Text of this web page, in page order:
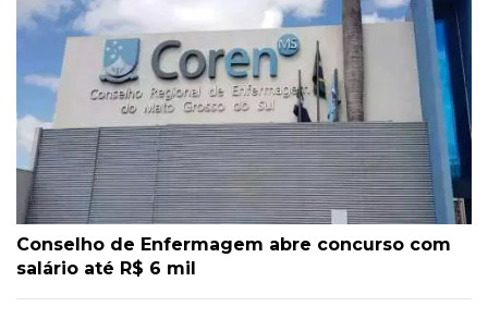
Conselho de Enfermagem abre concurso com
salário até R$ 6 mil